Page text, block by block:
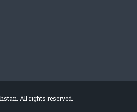
All rights reserved.